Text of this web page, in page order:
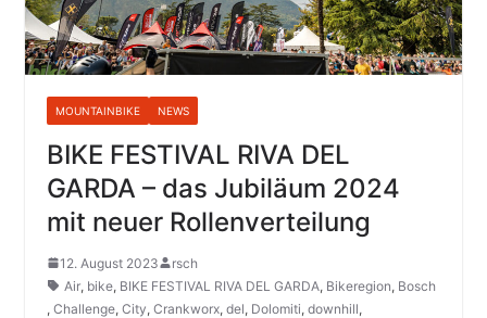
MOUNTAINBIKE NEWS
BIKE FESTIVAL RIVA DEL
GARDA – das Jubiläum 2024
mit neuer Rollenverteilung
12. August 2023
rsch
Air, bike, BIKE FESTIVAL RIVA DEL GARDA, Bikeregion, Bosch
, Challenge, City, Crankworx, del, Dolomiti, downhill,